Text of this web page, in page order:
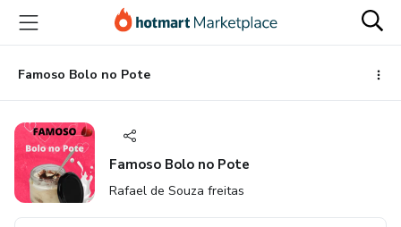
para
conteúdo
principal
para
pagamento
para
rodapé
Famoso Bolo no Pote
Famoso Bolo no Pote
Rafael de Souza freitas